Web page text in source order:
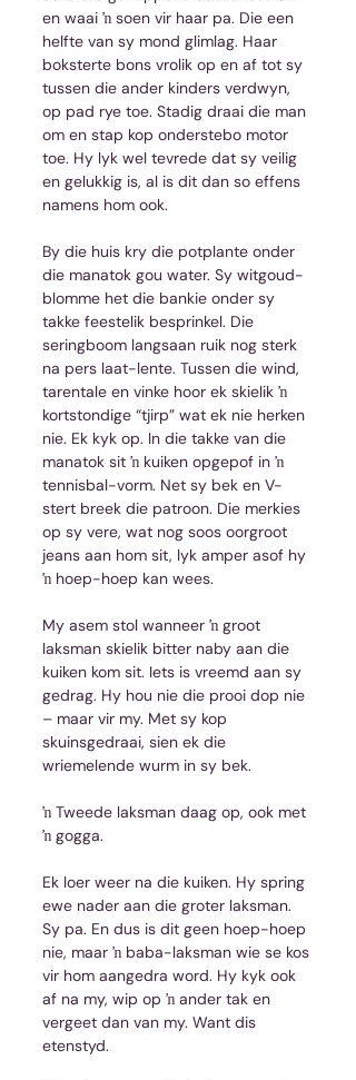
en waai ŉ soen vir haar pa. Die een
helfte van sy mond glimlag. Haar
boksterte bons vrolik op en af tot sy
tussen die ander kinders verdwyn,
op pad rye toe. Stadig draai die man
om en stap kop onderstebo motor
toe. Hy lyk wel tevrede dat sy veilig
en gelukkig is, al is dit dan so effens
namens hom ook.
By die huis kry die potplante onder
die manatok gou water. Sy witgoud-
blomme het die bankie onder sy
takke feestelik besprinkel. Die
seringboom langsaan ruik nog sterk
na pers laat-lente. Tussen die wind,
tarentale en vinke hoor ek skielik ŉ
kortstondige “tjirp” wat ek nie herken
nie. Ek kyk op. In die takke van die
manatok sit ŉ kuiken opgepof in ŉ
tennisbal-vorm. Net sy bek en V-
stert breek die patroon. Die merkies
op sy vere, wat nog soos oorgroot
jeans aan hom sit, lyk amper asof hy
ŉ hoep-hoep kan wees.
My asem stol wanneer ŉ groot
laksman skielik bitter naby aan die
kuiken kom sit. Iets is vreemd aan sy
gedrag. Hy hou nie die prooi dop nie
– maar vir my. Met sy kop
skuinsgedraai, sien ek die
wriemelende wurm in sy bek.
ŉ Tweede laksman daag op, ook met
ŉ gogga.
Ek loer weer na die kuiken. Hy spring
ewe nader aan die groter laksman.
Sy pa. En dus is dit geen hoep-hoep
nie, maar ŉ baba-laksman wie se kos
vir hom aangedra word. Hy kyk ook
af na my, wip op ŉ ander tak en
vergeet dan van my. Want dis
etenstyd.